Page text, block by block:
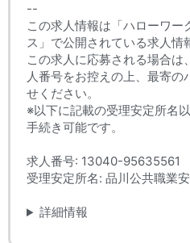
--
この求人情報は「ハローワー
ス」で公開されている求人情
この求人に応募される場合
人番号をお控えの上、最寄の
せください。
※以下に記載の受理安定所名
手続き可能です。
求人番号: 13040-95635561
受理安定所名: 品川公共職業
詳細情報